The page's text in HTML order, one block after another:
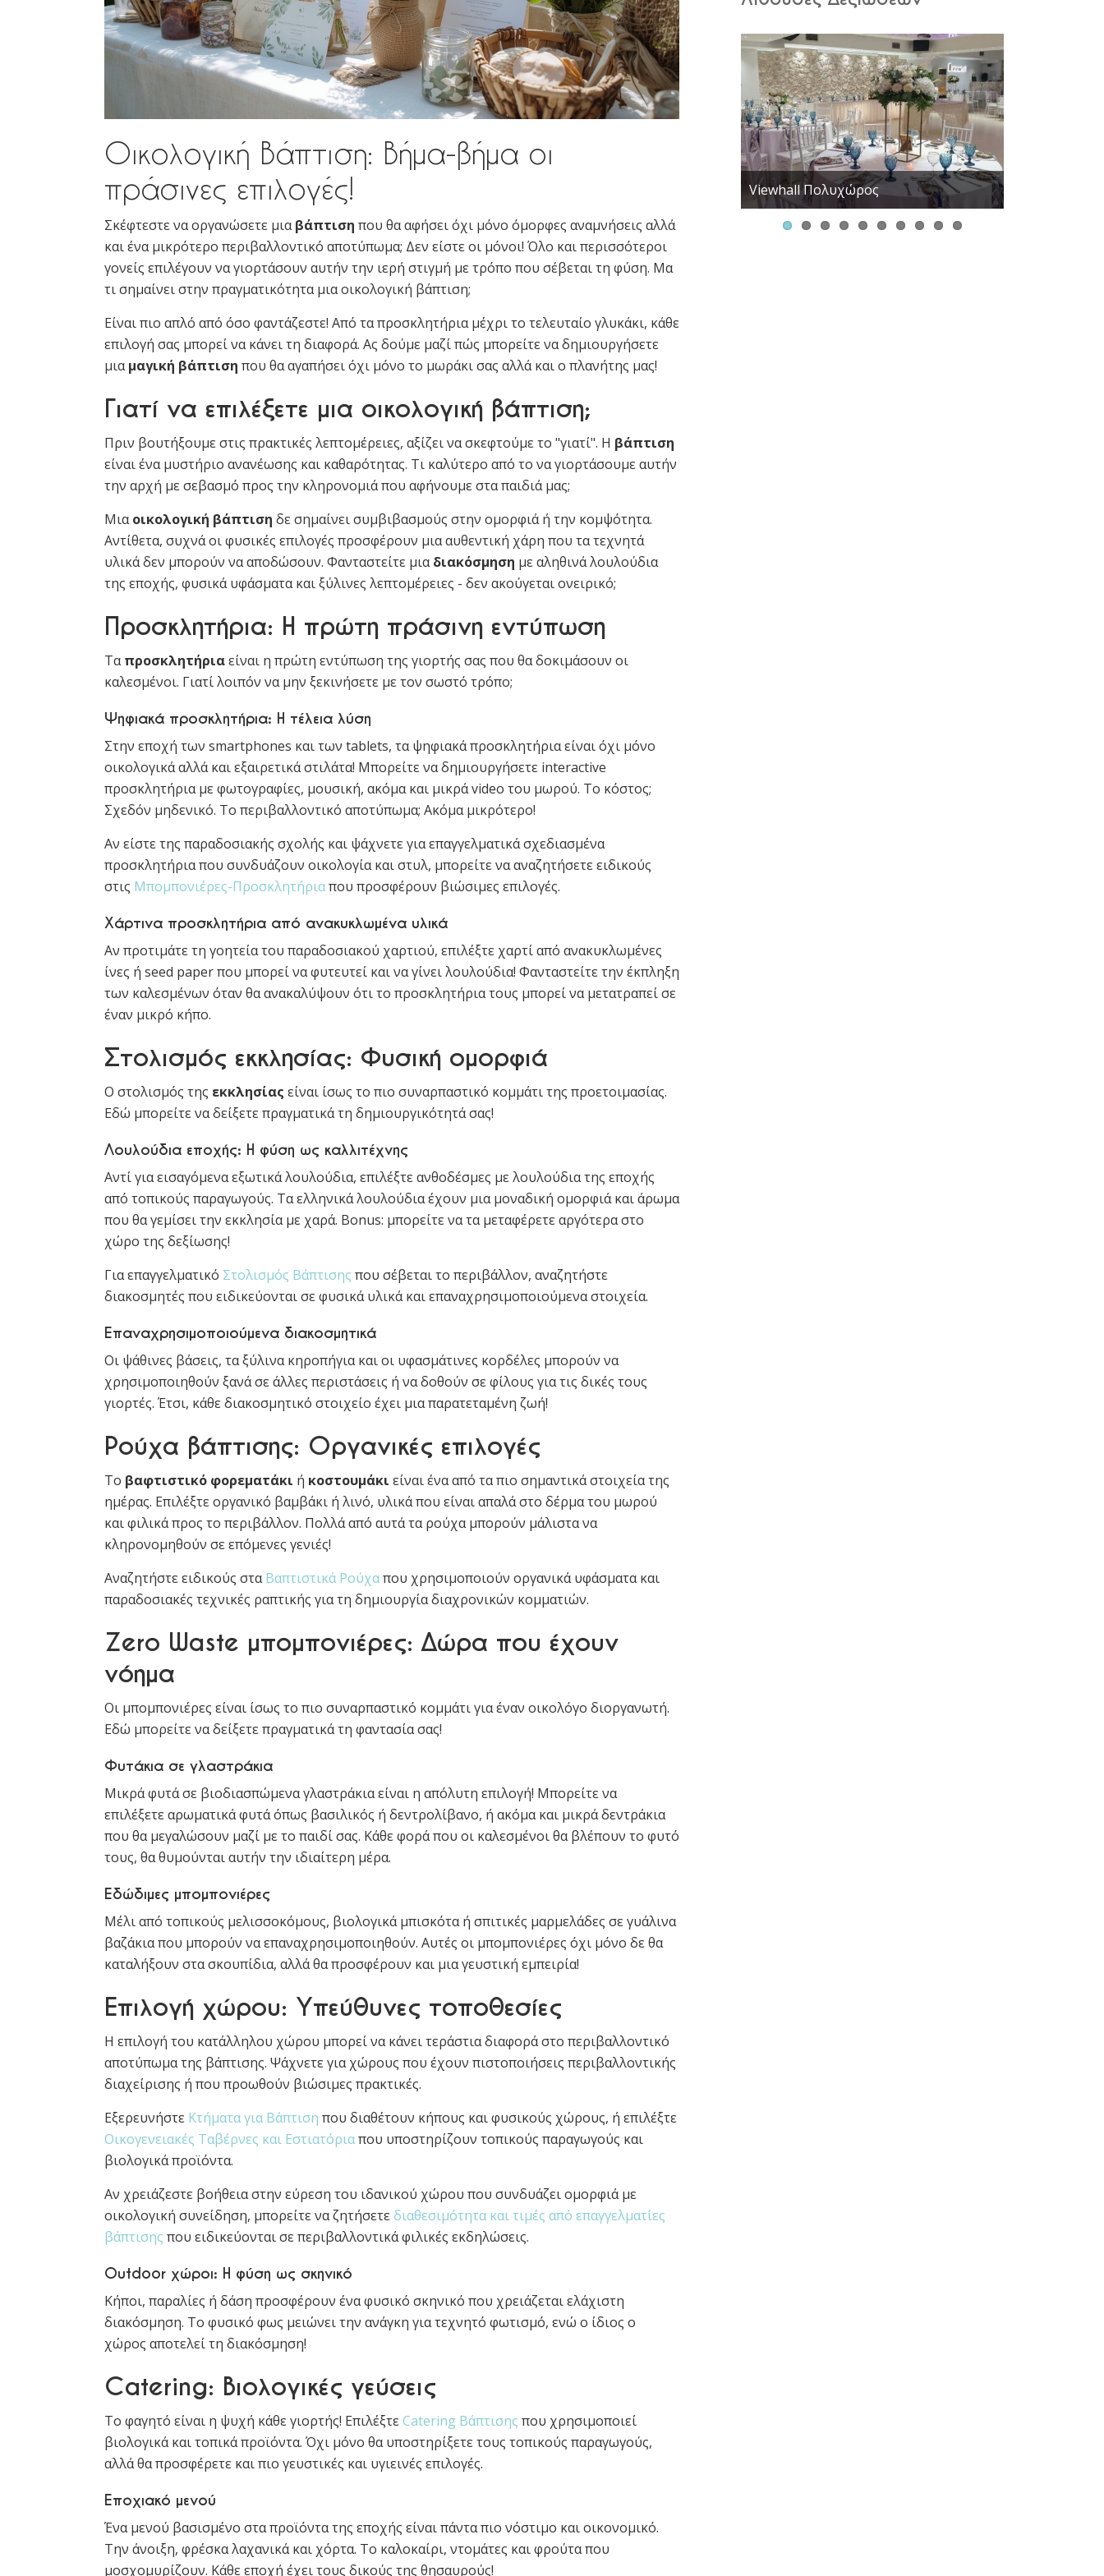
Οικολογική Βάπτιση: Βήμα-βήμα οι
πράσινες επιλογές!
Σκέφτεστε να οργανώσετε μιαβάπτιση που θα αφήσει όχι μόνο όμορφες αναμνήσεις αλλά
και ένα μικρότερο περιβαλλοντικό αποτύπωμα; Δεν είστε οι μόνοι! Όλο και περισσότεροι
γονείς επιλέγουν να γιορτάσουν αυτήν την ιερή στιγμή με τρόπο που σέβεται τη φύση. Μα
τι σημαίνει στην πραγματικότητα μια οικολογική βάπτιση;
Είναι πιο απλό από όσο φαντάζεστε! Από τα προσκλητήρια μέχρι το τελευταίο γλυκάκι, κάθε
επιλογή σας μπορεί να κάνει τη διαφορά. Ας δούμε μαζί πώς μπορείτε να δημιουργήσετε
μιαμαγική βάπτιση που θα αγαπήσει όχι μόνο το μωράκι σας αλλά και ο πλανήτης μας!
Γιατί να επιλέξετε μια οικολογική βάπτιση;
Πριν βουτήξουμε στις πρακτικές λεπτομέρειες, αξίζει να σκεφτούμε το "γιατί". Η βάπτιση
είναι ένα μυστήριο ανανέωσης και καθαρότητας. Τι καλύτερο από το να γιορτάσουμε αυτήν
την αρχή με σεβασμό προς την κληρονομιά που αφήνουμε στα παιδιά μας;
Μιαοικολογική βάπτιση δε σημαίνει συμβιβασμούς στην ομορφιά ή την κομψότητα.
Αντίθετα, συχνά οι φυσικές επιλογές προσφέρουν μια αυθεντική χάρη που τα τεχνητά
υλικά δεν μπορούν να αποδώσουν. Φανταστείτε μιαδιακόσμηση με αληθινά λουλούδια
της εποχής, φυσικά υφάσματα και ξύλινες λεπτομέρειες - δεν ακούγεται ονειρικό;
Προσκλητήρια: Η πρώτη πράσινη εντύπωση
Ταπροσκλητήριαείναι η πρώτη εντύπωση της γιορτής σας που θα δοκιμάσουν οι
καλεσμένοι. Γιατί λοιπόν να μην ξεκινήσετε με τον σωστό τρόπο;
Ψηφιακά προσκλητήρια: Η τέλεια λύση
Στην εποχή των smartphones και των tablets, τα ψηφιακά προσκλητήρια είναι όχι μόνο
οικολογικά αλλά και εξαιρετικά στιλάτα! Μπορείτε να δημιουργήσετε interactive
προσκλητήρια με φωτογραφίες, μουσική, ακόμα και μικρά video του μωρού. Το κόστος;
Σχεδόν μηδενικό. Το περιβαλλοντικό αποτύπωμα; Ακόμα μικρότερο!
Αν είστε της παραδοσιακής σχολής και ψάχνετε για επαγγελματικά σχεδιασμένα
προσκλητήρια που συνδυάζουν οικολογία και στυλ, μπορείτε να αναζητήσετε ειδικούς
στις Μπομπονιέρες-Προσκλητήριαπου προσφέρουν βιώσιμες επιλογές.
Χάρτινα προσκλητήρια από ανακυκλωμένα υλικά
Αν προτιμάτε τη γοητεία του παραδοσιακού χαρτιού, επιλέξτε χαρτί από ανακυκλωμένες
ίνες ή seed paper που μπορεί να φυτευτεί και να γίνει λουλούδια! Φανταστείτε την έκπληξη
των καλεσμένων όταν θα ανακαλύψουν ότι το προσκλητήρια τους μπορεί να μετατραπεί σε
έναν μικρό κήπο.
Στολισμός εκκλησίας: Φυσική ομορφιά
Ο στολισμός της εκκλησίας είναι ίσως το πιο συναρπαστικό κομμάτι της προετοιμασίας.
Εδώ μπορείτε να δείξετε πραγματικά τη δημιουργικότητά σας!
Λουλούδια εποχής: Η φύση ως καλλιτέχνης
Αντί για εισαγόμενα εξωτικά λουλούδια, επιλέξτε ανθοδέσμες με λουλούδια της εποχής
από τοπικούς παραγωγούς. Τα ελληνικά λουλούδια έχουν μια μοναδική ομορφιά και άρωμα
που θα γεμίσει την εκκλησία με χαρά. Bonus: μπορείτε να τα μεταφέρετε αργότερα στο
χώρο της δεξίωσης!
Για επαγγελματικό Στολισμός Βάπτισης που σέβεται το περιβάλλον, αναζητήστε
διακοσμητές που ειδικεύονται σε φυσικά υλικά και επαναχρησιμοποιούμενα στοιχεία.
Επαναχρησιμοποιούμενα διακοσμητικά
Οι ψάθινες βάσεις, τα ξύλινα κηροπήγια και οι υφασμάτινες κορδέλες μπορούν να
χρησιμοποιηθούν ξανά σε άλλες περιστάσεις ή να δοθούν σε φίλους για τις δικές τους
γιορτές. Έτσι, κάθε διακοσμητικό στοιχείο έχει μια παρατεταμένη ζωή!
Ρούχα βάπτισης: Οργανικές επιλογές
Το βαφτιστικό φορεματάκι ή κοστουμάκι είναι ένα από τα πιο σημαντικά στοιχεία της
ημέρας. Επιλέξτε οργανικό βαμβάκι ή λινό, υλικά που είναι απαλά στο δέρμα του μωρού
και φιλικά προς το περιβάλλον. Πολλά από αυτά τα ρούχα μπορούν μάλιστα να
κληρονομηθούν σε επόμενες γενιές!
Αναζητήστε ειδικούς σταΒαπτιστικά Ρούχαπου χρησιμοποιούν οργανικά υφάσματα και
παραδοσιακές τεχνικές ραπτικής για τη δημιουργία διαχρονικών κομματιών.
Zero Waste μπομπονιέρες: Δώρα που έχουν
νόημα
Οι μπομπονιέρες είναι ίσως το πιο συναρπαστικό κομμάτι για έναν οικολόγο διοργανωτή.
Εδώ μπορείτε να δείξετε πραγματικά τη φαντασία σας!
Φυτάκια σε γλαστράκια
Μικρά φυτά σε βιοδιασπώμενα γλαστράκια είναι η απόλυτη επιλογή! Μπορείτε να
επιλέξετε αρωματικά φυτά όπως βασιλικός ή δεντρολίβανο, ή ακόμα και μικρά δεντράκια
που θα μεγαλώσουν μαζί με το παιδί σας. Κάθε φορά που οι καλεσμένοι θα βλέπουν το φυτό
τους, θα θυμούνται αυτήν την ιδιαίτερη μέρα.
Εδώδιμες μπομπονιέρες
Μέλι από τοπικούς μελισσοκόμους, βιολογικά μπισκότα ή σπιτικές μαρμελάδες σε γυάλινα
βαζάκια που μπορούν να επαναχρησιμοποιηθούν. Αυτές οι μπομπονιέρες όχι μόνο δε θα
καταλήξουν στα σκουπίδια, αλλά θα προσφέρουν και μια γευστική εμπειρία!
Επιλογή χώρου: Υπεύθυνες τοποθεσίες
Η επιλογή του κατάλληλου χώρου μπορεί να κάνει τεράστια διαφορά στο περιβαλλοντικό
αποτύπωμα της βάπτισης. Ψάχνετε για χώρους που έχουν πιστοποιήσεις περιβαλλοντικής
διαχείρισης ή που προωθούν βιώσιμες πρακτικές.
Εξερευνήστε Κτήματα για Βάπτιση που διαθέτουν κήπους και φυσικούς χώρους, ή επιλέξτε
Οικογενειακές Ταβέρνες και Εστιατόριαπου υποστηρίζουν τοπικούς παραγωγούς και
βιολογικά προϊόντα.
Αν χρειάζεστε βοήθεια στην εύρεση του ιδανικού χώρου που συνδυάζει ομορφιά με
οικολογική συνείδηση, μπορείτε να ζητήσετεδιαθεσιμότητα και τιμές από επαγγελματίες
βάπτισης που ειδικεύονται σε περιβαλλοντικά φιλικές εκδηλώσεις.
Outdoor χώροι: Η φύση ως σκηνικό
Κήποι, παραλίες ή δάση προσφέρουν ένα φυσικό σκηνικό που χρειάζεται ελάχιστη
διακόσμηση. Το φυσικό φως μειώνει την ανάγκη για τεχνητό φωτισμό, ενώ ο ίδιος ο
χώρος αποτελεί τη διακόσμηση!
Catering: Βιολογικές γεύσεις
Το φαγητό είναι η ψυχή κάθε γιορτής! ΕπιλέξτεCatering Βάπτισης που χρησιμοποιεί
βιολογικά και τοπικά προϊόντα. Όχι μόνο θα υποστηρίξετε τους τοπικούς παραγωγούς,
αλλά θα προσφέρετε και πιο γευστικές και υγιεινές επιλογές.
Εποχιακό μενού
Ένα μενού βασισμένο στα προϊόντα της εποχής είναι πάντα πιο νόστιμο και οικονομικό.
Την άνοιξη, φρέσκα λαχανικά και χόρτα. Το καλοκαίρι, ντομάτες και φρούτα που
μοσχομυρίζουν. Κάθε εποχή έχει τους δικούς της θησαυρούς!
Viewhall Πολυχώρος